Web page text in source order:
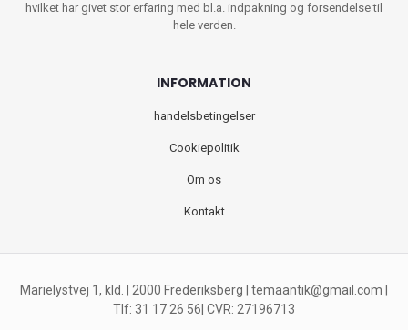
hvilket har givet stor erfaring med bl.a. indpakning og forsendelse til
hele verden.
INFORMATION
handelsbetingelser
Cookiepolitik
Om os
Kontakt
Marielystvej 1, kld. | 2000 Frederiksberg | temaantik@gmail.com
Tlf: 31 17 26 56| CVR: 27196713